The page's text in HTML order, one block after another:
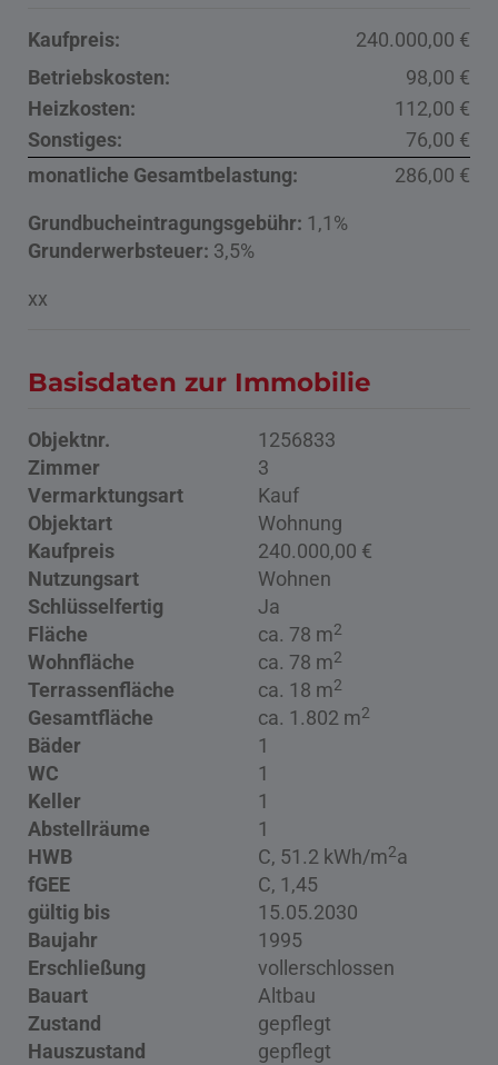
Kaufpreis:
240.000,00 €
Betriebskosten:
98,00 €
Heizkosten:
112,00 €
Sonstiges:
76,00 €
monatliche Gesamtbelastung:
286,00 €
Grundbucheintragungsgebühr: 1,1%
Grunderwerbsteuer: 3,5%
xx
Basisdaten zur Immobilie
Objektnr.
1256833
Zimmer
3
Vermarktungsart
Kauf
Objektart
Wohnung
Kaufpreis
240.000,00 €
Nutzungsart
Wohnen
Schlüsselfertig
Ja
Fläche
ca. 78 m2
Wohnfläche ca. 78 m2
Terrassenfläche ca. 18 m2
Gesamtfläche ca. 1.802 m2
Bäder
1
WC
1
Keller
1
Abstellräume
1
HWB
C, 51.2 kWh/m2a
fGEE
C, 1,45
gültig bis
15.05.2030
Baujahr
1995
Erschließung
vollerschlossen
Bauart
Altbau
Zustand
gepflegt
Hauszustand
gepflegt